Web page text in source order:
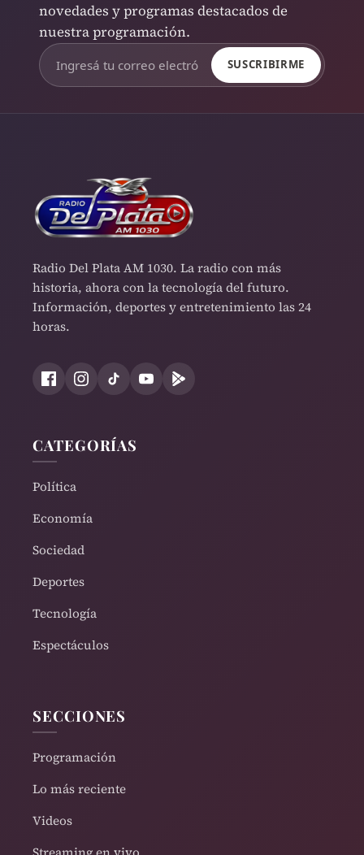
novedades y programas destacados de
nuestra programación.
SUSCRIBIRME
Radio Del Plata AM 1030. La radio con más
historia, ahora con la tecnología del futuro.
Información, deportes y entretenimiento las 24
horas.
CATEGORÍAS
Política
Economía
Sociedad
Deportes
Tecnología
Espectáculos
SECCIONES
Programación
Lo más reciente
Videos